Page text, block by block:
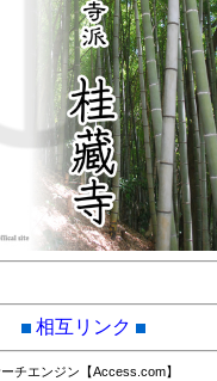
相互リンク
チエンジン【Access.com】